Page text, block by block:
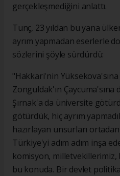
gerçekleşmediğini anlattı.
Tunç, 23 yıldan bu yana
ayrım yapmadan eserlerle
sözlerini şöyle sürdürdü:
"Hakkari'nin Yüksekova'sına
Zonguldak'ın Çaycuma'sına
Şırnak'a da üniversite
götürdük, hiç ayrım
hazırlayan unsurları
Türkiye'yi adım adım inşa
komisyon,
bu konuda. Bir devlet